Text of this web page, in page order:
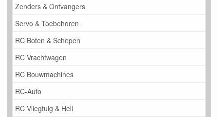
Zenders & Ontvangers
Servo & Toebehoren
RC Boten & Schepen
RC Vrachtwagen
RC Bouwmachines
RC-Auto
RC Vliegtuig & Heli